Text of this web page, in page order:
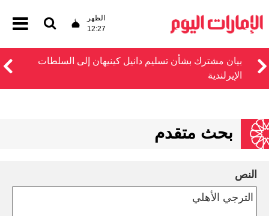
الظهر
12:27
بيان مشترك بشأن تسليم دانيل كينيهان إلى السلطات
الإيرلندية
بحث متقدم
النص